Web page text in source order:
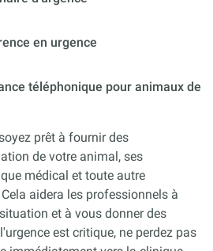
en urgence
téléphonique pour animaux de
prêt à fournir des
de votre animal, ses
médical et toute autre
aidera les professionnels à
et à vous donner des
est critique, ne perdez pas